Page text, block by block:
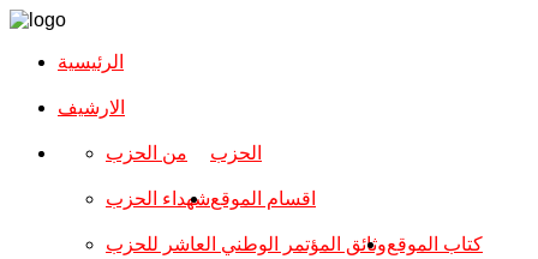
الرئيسية
الارشیف
الحزب من الحزب
شهداء الحزب
وثائق المؤتمر الوطني العاشر للحزب
اقسام الموقع
كتاب الموقع